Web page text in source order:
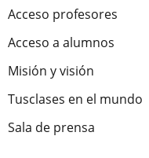
Acceso profesores
Acceso a alumnos
Misión y visión
Tusclases en el mundo
Sala de prensa